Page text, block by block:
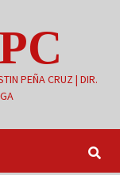
PEÑA CRUZ | DIR.